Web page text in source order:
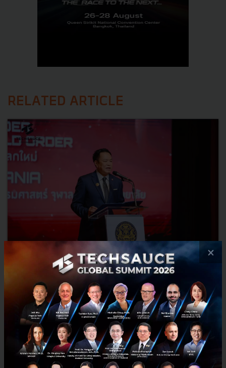
RELATED ARTICLE
3 เรื่องที่ประเทศไทยต้อง Focus สร้างคน–นวัตกรรม–ปฏิรูป
ระบบราชการ เพื่อยกระดับขีดความสามารถประเทศ
นายอนุทิน ชาญวีรกูล นายกรัฐมนตรีและรัฐมนตรีว่าการกระทรวง
มหาดไทย กล่าวปาฐกถาพิเศษในหัวข้อ “ฝ่าวิกฤติ รับมือระเบียบโลก
ใหม่” ในงาน The INTANIA Forum...
สิงหาคม 6, 2026| ByTechsauce Team
×